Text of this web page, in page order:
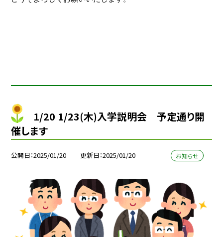
1/20 1/23(木)入学説明会 予定通り開
催します
公開日 2025/01/20 更新日 2025/01/20 お知らせ